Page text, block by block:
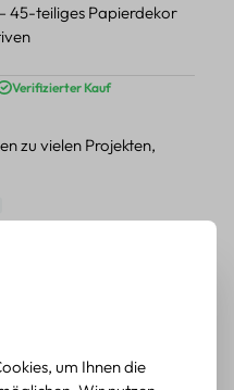
45-teiliges Papierdekor
5 von 5 Sternen
Verifizierter Kauf
zu vielen Projekten,
Tiermotiven
5 von 5 Sternen
Büchern, würde sie
um Ihnen die